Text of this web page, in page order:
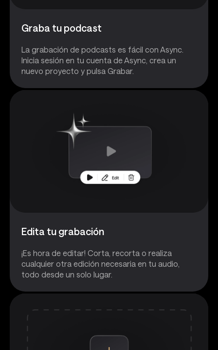
Graba tu podcast
La grabación de podcasts es fácil con Async.
Inicia sesión en tu cuenta de Async, crea un
nuevo proyecto y pulsa Grabar.
Edita tu grabación
¡Es hora de editar! Corta, recorta o realiza
cualquier otra edición necesaria en tu audio,
todo desde un solo lugar.